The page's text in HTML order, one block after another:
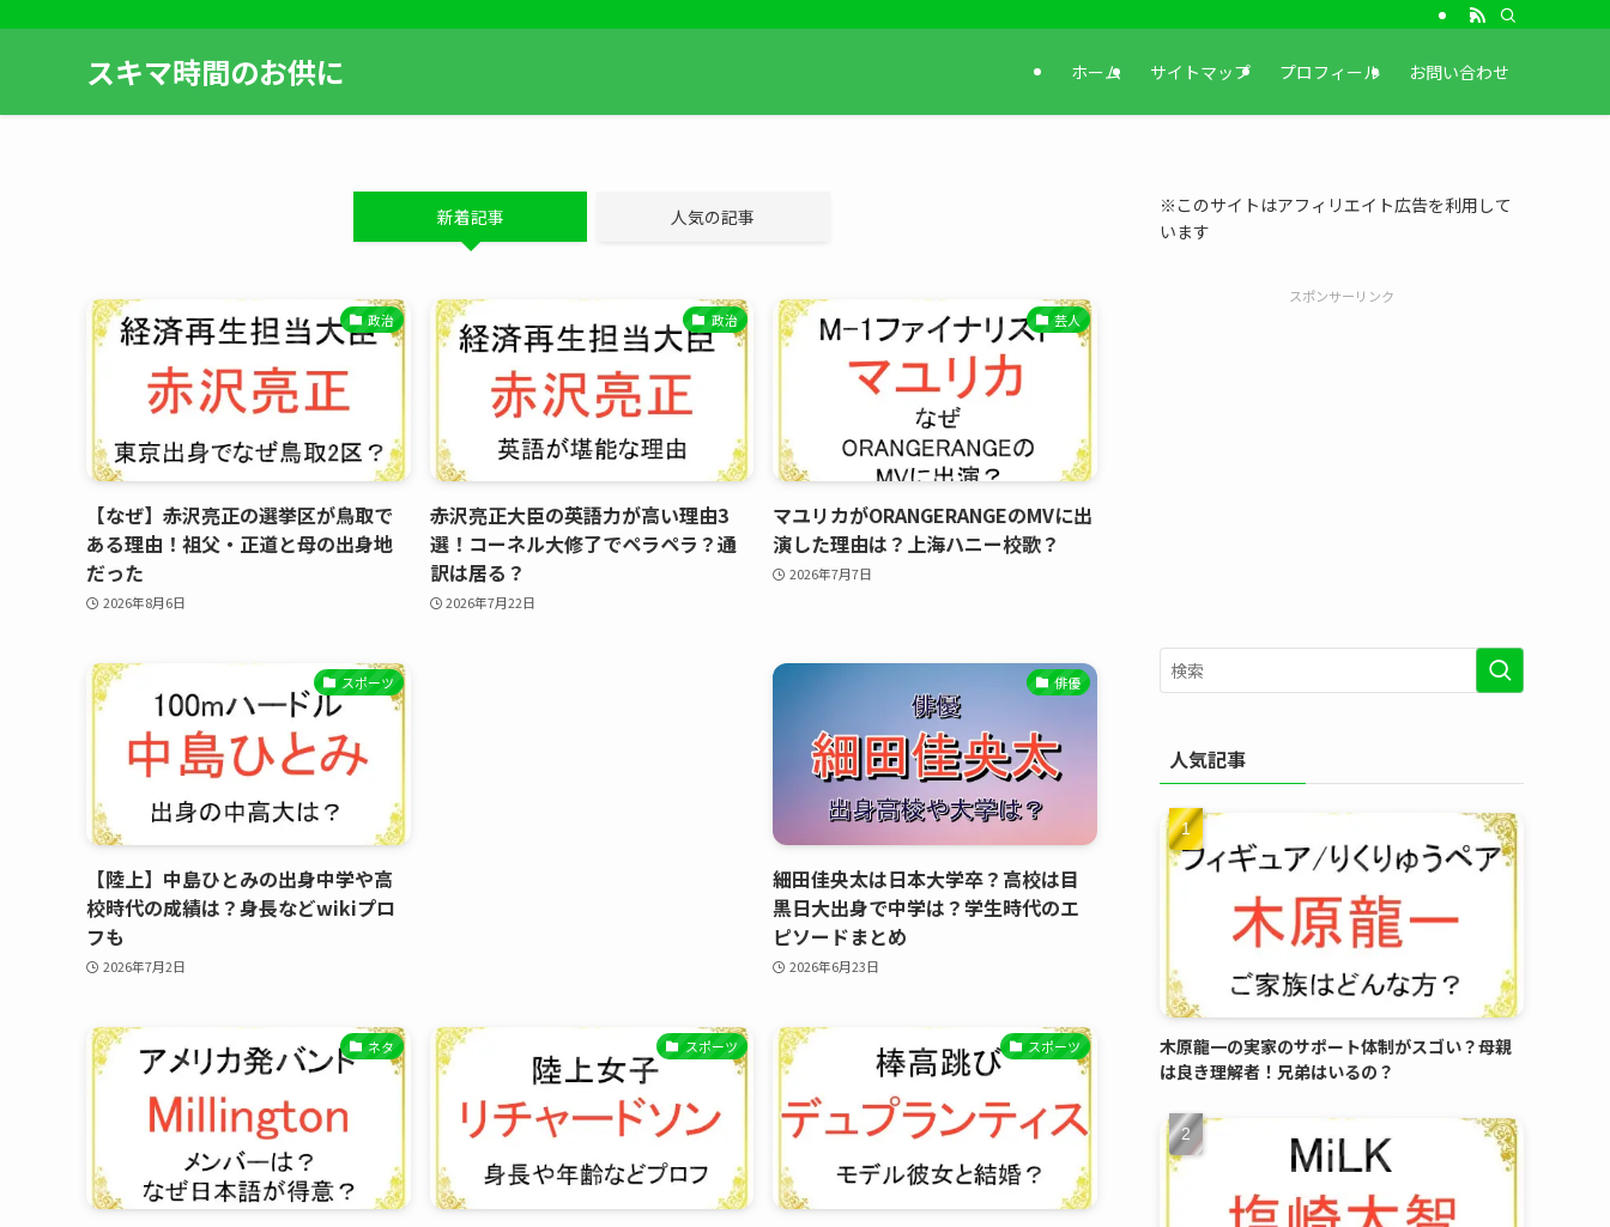
スキマ時間のお供に ホーム サイトマップ プロフィール お問い合わせ
新着記事 人気の記事
政治
【なぜ】赤沢亮正の選挙区が鳥取で
ある理由！祖父・正道と母の出身地
だった
2026年8月6日
政治
赤沢亮正大臣の英語力が高い理由3
選！コーネル大修了でペラペラ？通
訳は居る？
2026年7月22日
芸人
マユリカがORANGERANGEのMVに出
演した理由は？上海ハニー校歌？
2026年7月7日
スポーツ
【陸上】中島ひとみの出身中学や高
校時代の成績は？身長などwikiプロ
フも
2026年7月2日
俳優
細田佳央太は日本大学卒？高校は目
黒日大出身で中学は？学生時代のエ
ピソードまとめ
2026年6月23日
ネタ スポーツ スポーツ
※このサイトはアフィリエイト広告を利用して
います
スポンサーリンク
人気記事
木原龍一の実家のサポート体制がスゴい？母親
は良き理解者！兄弟はいるの？